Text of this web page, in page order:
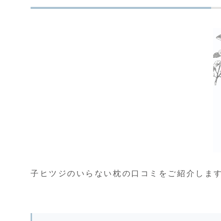
子ヒツジのいらない枕の口コミをご紹介しま